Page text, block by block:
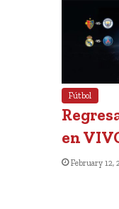
Fútbol
en
February 12,